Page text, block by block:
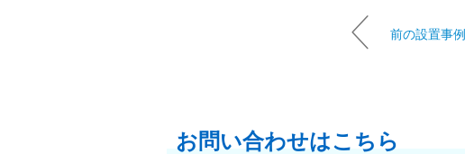
前の設置事
お問い合わせはこちら